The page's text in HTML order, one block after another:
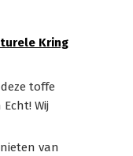
Kring
toffe
Wij
van